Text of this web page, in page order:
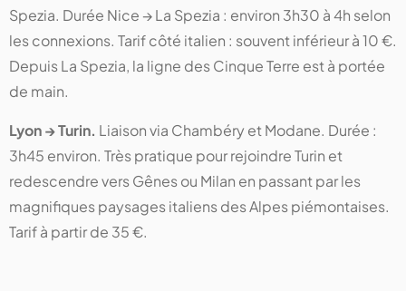
Spezia. Durée Nice → La Spezia : environ 3h30 à 4h selon
les connexions. Tarif côté italien : souvent inférieur à 10 €.
Depuis La Spezia, la ligne des Cinque Terre est à portée
de main.
Lyon → Turin. Liaison via Chambéry et Modane. Durée :
3h45 environ. Très pratique pour rejoindre Turin et
redescendre vers Gênes ou Milan en passant par les
magnifiques paysages italiens des Alpes piémontaises.
Tarif à partir de 35 €.